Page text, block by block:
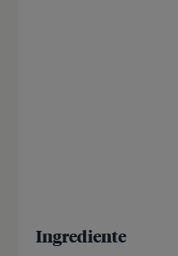
Ingrediente